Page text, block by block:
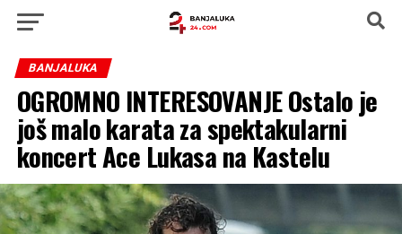
BANJALUKA
OGROMNO INTERESOVANJE Ostalo je
još malo karata za spektakularni
koncert Ace Lukasa na Kastelu